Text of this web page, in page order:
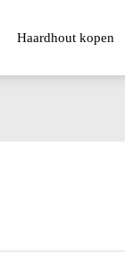
Haardhout kopen